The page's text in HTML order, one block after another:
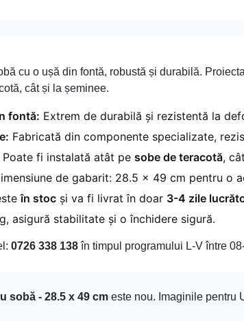
cu o ușă din fontă, robustă și durabilă.
cât și la șeminee.
fontă: Extrem de durabilă și rezistentă la
Fabricată din componente specializate,
Poate fi instalată atât pe sobe de teracotă,
de gabarit: 28.5 x 49 cm pentru o
în stoc și va fi livrat în doar 3-4 zile
asigură stabilitate și o închidere sigură.
0726 338 138în timpul programului L-V între
sobă - 28.5 x 49 cm este nou. Imaginile pentru